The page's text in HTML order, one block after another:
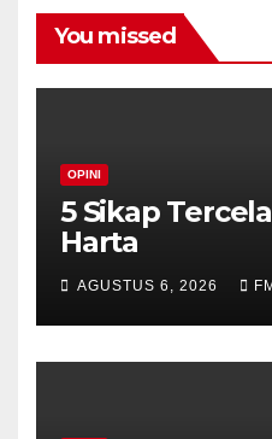
You missed
OPINI
5 Sikap
Harta
AGUSTUS 6, 2026